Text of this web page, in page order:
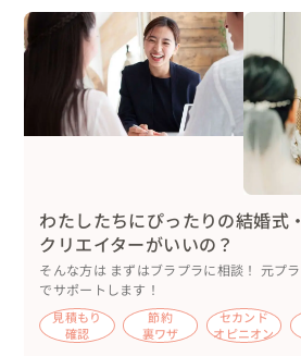
・ロマンチックな雰囲気で、朝陽や
の方、ぜひお任せください！
わたしたちにぴったりの結婚式
クリエイターがいいの？
そんな方は まずはブラプラに相談！ 元プ
でサポートします！
見積もり
確認
節約
裏ワザ
セカンド
オピニオン